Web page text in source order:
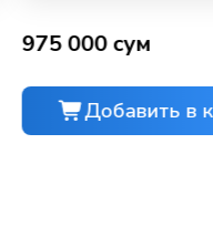
975 000 сум
Добавить в